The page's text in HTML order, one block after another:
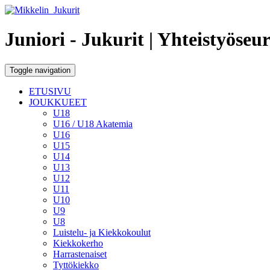
Juniori - Jukurit |
Toggle navigation
ETUSIVU
JOUKKUEET
U18
U16 / U18 Akatemia
U16
U15
U14
U13
U12
U11
U10
U9
U8
Luistelu- ja Kiekkokoulut
Kiekkokerho
Harrastenaiset
Tyttökiekko